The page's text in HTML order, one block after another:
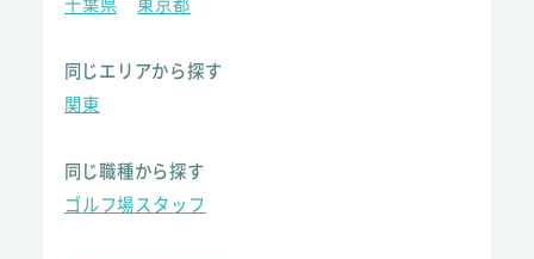
同じエリアから探す
関東
同じ職種から探す
ゴルフ場スタッフ